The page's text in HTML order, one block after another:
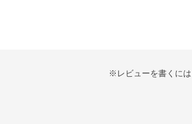
※レビューを書くには